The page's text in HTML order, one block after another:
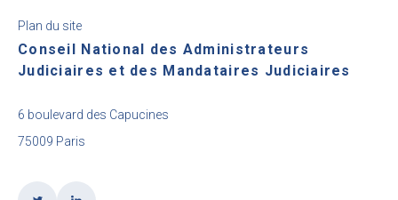
Plan du site
Conseil National des Administrateurs
Judiciaires et des Mandataires Judiciaires
6 boulevard des Capucines
75009 Paris